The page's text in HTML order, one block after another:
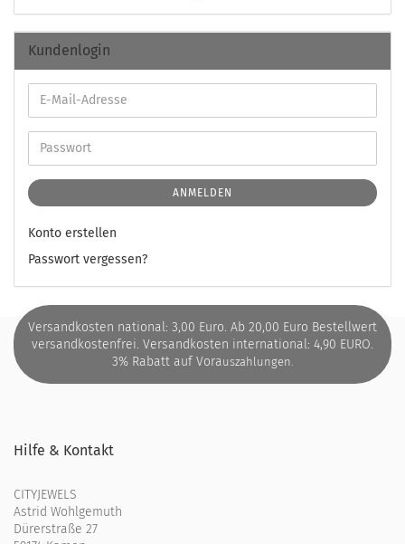
Kundenlogin
ANMELDEN
Konto erstellen
Passwort vergessen?
Versandkosten national: 3,00 Euro. Ab 20,00 Euro Bestellwert
versandkostenfrei. Versandkosten international: 4,90 EURO.
3% Rabatt auf Vorauszahlungen.
Hilfe & Kontakt
CITYJEWELS
Astrid Wohlgemuth
Dürerstraße 27